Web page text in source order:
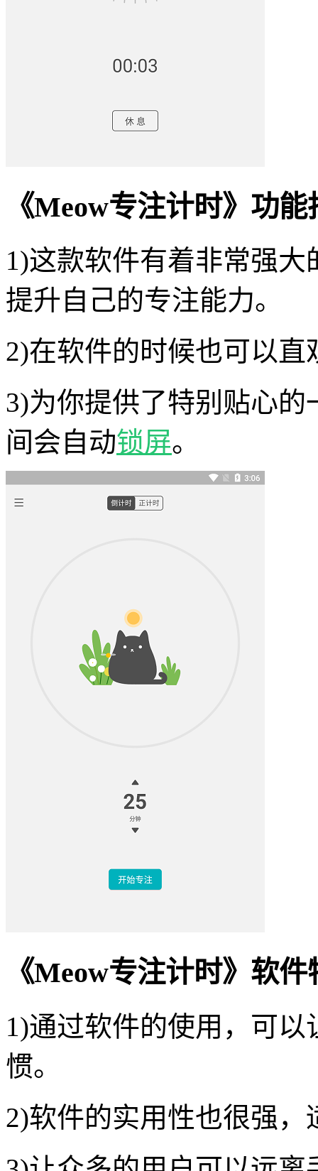
《Meow专注计时》功
1)这款软件有着非常强
提升自己的专注能力。
2)在软件的时候也可以
3)为你提供了特别贴心
间会自动锁屏。
《Meow专注计时》软
1)通过软件的使用，可
惯。
2)软件的实用性也很强